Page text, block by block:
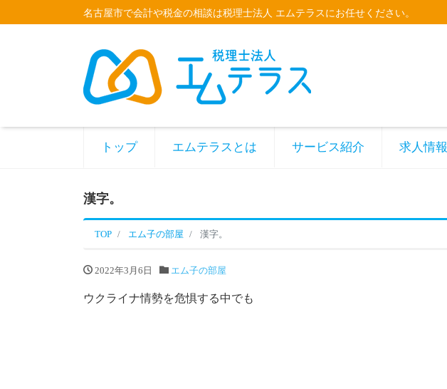
名古屋市で会計や税金の相談は税理士法人 エムテラスにお任せください。
トップ エムテラスとは サービス紹介 求人情報
漢字。
TOP エム子の部屋 漢字。
2022年3月6日 エム子の部屋
ウクライナ情勢を危惧する中でも